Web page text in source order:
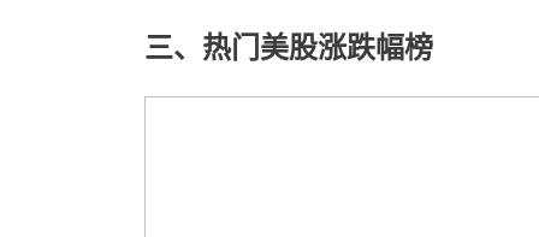
三、热门美股涨跌幅榜